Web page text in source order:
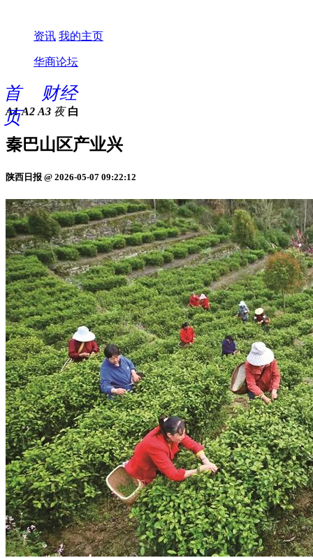
资讯 我的主页
华商论坛
首
页
财经
A1 A2 A3 夜 白
秦巴山区产业兴
陕西日报 @ 2026-05-07 09:22:12